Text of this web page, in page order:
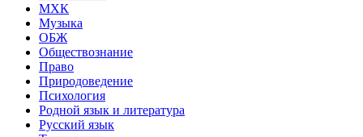
МХК
Музыка
ОБЖ
Обществознание
Право
Природоведение
Психология
Родной язык и литература
Русский язык